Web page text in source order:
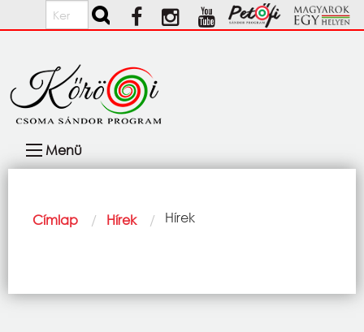
Ugrás a tartalomra
Keresés
navigáció
Menü
Morzsa
Címlap Hírek Current:
Hírek